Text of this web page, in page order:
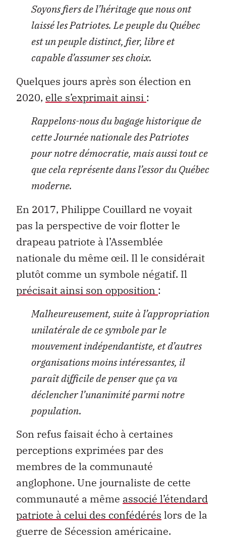
Soyons fiers de l’héritage que nous ont
laissé les Patriotes. Le peuple du Québec
est un peuple distinct, fier, libre et
capable d’assumer ses choix.
Quelques jours après son élection en
2020, elle s’exprimait ainsi :
Rappelons-nous du bagage historique de
cette Journée nationale des Patriotes
pour notre démocratie, mais aussi tout ce
que cela représente dans l’essor du Québec
moderne.
En 2017, Philippe Couillard ne voyait
pas la perspective de voir flotter le
drapeau patriote à l’Assemblée
nationale du même œil. Il le considérait
plutôt comme un symbole négatif. Il
précisait ainsi son opposition :
Malheureusement, suite à l’appropriation
unilatérale de ce symbole par le
mouvement indépendantiste, et d’autres
organisations moins intéressantes, il
paraît difficile de penser que ça va
déclencher l’unanimité parmi notre
population.
Son refus faisait écho à certaines
perceptions exprimées par des
membres de la communauté
anglophone. Une journaliste de cette
communauté a même associé l’étendard
patriote à celui des confédérés lors de la
guerre de Sécession américaine.